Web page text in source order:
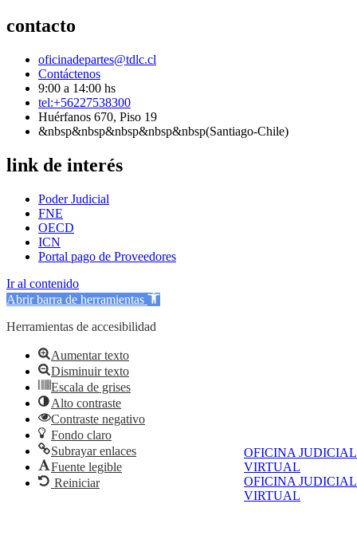
OFICINA JUDICIAL
VIRTUAL
OFICINA JUDICIAL
VIRTUAL
contacto
oficinadepartes@tdlc.cl
Contáctenos
9:00 a 14:00 hs
tel:+56227538300
Huérfanos 670, Piso 19
&nbsp&nbsp&nbsp&nbsp&nbsp(Santiago-Chile)
link de interés
Poder Judicial
FNE
OECD
ICN
Portal pago de Proveedores
Ir al contenido
Abrir barra de herramientas
Herramientas de accesibilidad
Aumentar texto
Disminuir texto
Escala de grises
Alto contraste
Contraste negativo
Fondo claro
Subrayar enlaces
Fuente legible
Reiniciar